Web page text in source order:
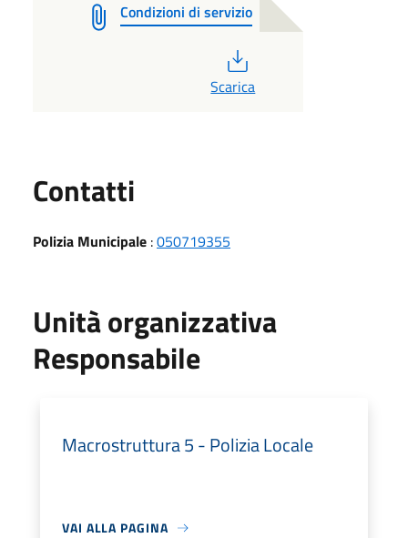
Condizioni di servizio
Scarica
Contatti
Polizia Municipale :050719355
Unità organizzativa
Responsabile
Macrostruttura 5 - Polizia Locale
VAI ALLA PAGINA